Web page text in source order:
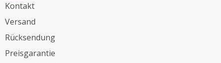
Kontakt
Versand
Rücksendung
Preisgarantie